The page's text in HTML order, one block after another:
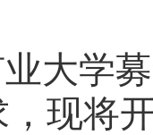
业大学
，现将